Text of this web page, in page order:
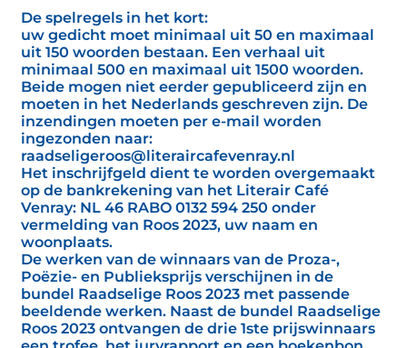
De spelregels in het kort:
uw gedicht moet minimaal uit 50 en maximaal
uit 150 woorden bestaan. Een verhaal uit
minimaal 500 en maximaal uit 1500 woorden.
Beide mogen niet eerder gepubliceerd zijn en
moeten in het Nederlands geschreven zijn. De
inzendingen moeten per e-mail worden
ingezonden naar:
raadseligeroos@literaircafevenray.nl
Het inschrijfgeld dient te worden overgemaakt
op de bankrekening van het Literair Café
Venray: NL 46 RABO 0132 594 250 onder
vermelding van Roos 2023, uw naam en
woonplaats.
De werken van de winnaars van de Proza-,
Poëzie- en Publieksprijs verschijnen in de
bundel Raadselige Roos 2023 met passende
beeldende werken. Naast de bundel Raadselige
Roos 2023 ontvangen de drie 1ste prijswinnaars